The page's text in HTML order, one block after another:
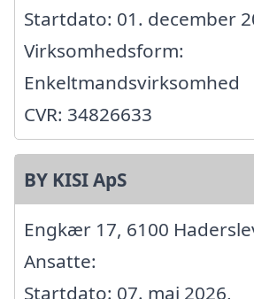
Startdato: 01. december
Virksomhedsform:
Enkeltmandsvirksomhed
CVR: 34826633
BY KISI ApS
Engkær 17, 6100
Ansatte:
Startdato: 07. maj 2026,